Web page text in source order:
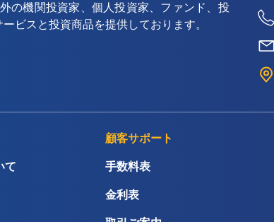
の機関投資家、個人投資家、ファンド、投
ビスと投資商品を提供しております。
て
顧客サポート
手数料表
金利表